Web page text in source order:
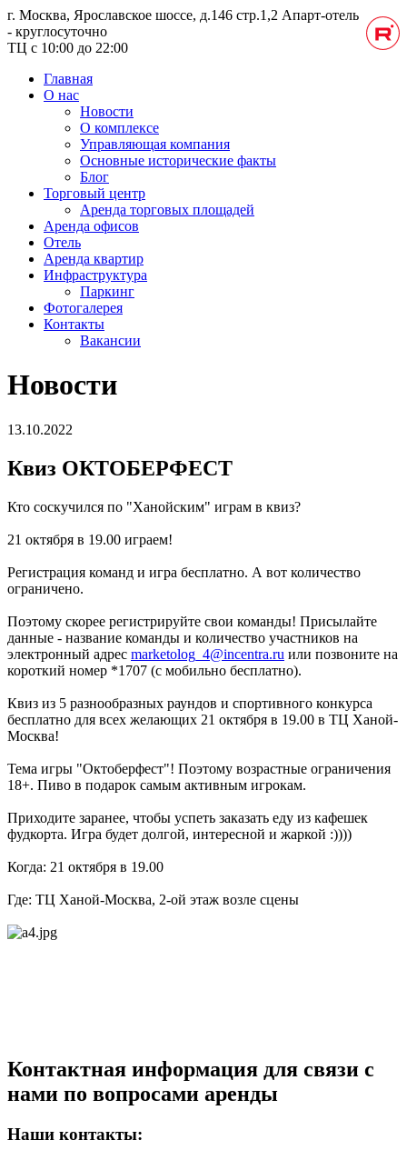
г. Москва, Ярославское шоссе, д.146 стр.1,2 Апарт-отель
- круглосуточно
ТЦ с 10:00 до 22:00
Главная
О нас
Новости
О комплексе
Управляющая компания
Основные исторические факты
Блог
Торговый центр
Аренда торговых площадей
Аренда офисов
Отель
Аренда квартир
Инфраструктура
Паркинг
Фотогалерея
Контакты
Вакансии
Новости
13.10.2022
Квиз ОКТОБЕРФЕСТ
Кто соскучился по "Ханойским" играм в квиз?
21 октября в 19.00 играем!
Регистрация команд и игра бесплатно. А вот количество
ограничено.
Поэтому скорее регистрируйте свои команды! Присылайте
данные - название команды и количество участников на
электронный адрес marketolog_4@incentra.ru или позвоните на
короткий номер *1707 (с мобильно бесплатно).
Квиз из 5 разнообразных раундов и спортивного конкурса
бесплатно для всех желающих 21 октября в 19.00 в ТЦ Ханой-
Москва!
Тема игры "Октоберфест"! Поэтому возрастные ограничения
18+. Пиво в подарок самым активным игрокам.
Приходите заранее, чтобы успеть заказать еду из кафешек
фудкорта. Игра будет долгой, интересной и жаркой :))))
Когда: 21 октября в 19.00
Где: ТЦ Ханой-Москва, 2-ой этаж возле сцены
Контактная информация для связи с
нами по вопросами аренды
Наши контакты: